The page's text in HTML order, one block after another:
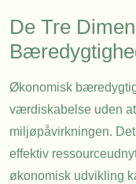
De Tre
Økonomisk
værdiskabelse uden
miljøpåvirkningen.
effektiv
økonomisk udvikling